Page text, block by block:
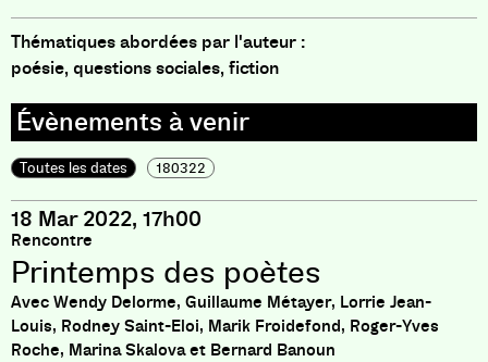
Thématiques abordées par l'auteur :
poésie, questions sociales, fiction
Toutes les dates 180322
18 Mar 2022, 17h00
Rencontre
Printemps des poètes
Avec Wendy Delorme, Guillaume Métayer, Lorrie Jean-
Louis, Rodney Saint-Eloi, Marik Froidefond, Roger-Yves
Roche, Marina Skalova et Bernard Banoun